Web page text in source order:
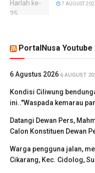
7 AUGUST
PortalNusa Youtube
6 Agustus 2026 6 AUGUST
Kondisi Ciliwung
ini.."Waspada kemarau
Datangi Dewan Pers,
Calon Konstituen Dewan
Warga pengguna jalan,
Cikarang, Kec. Cidolog,